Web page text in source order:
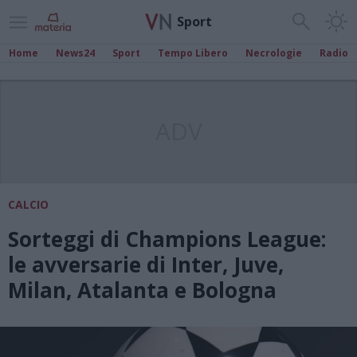
Sport
Home News24 Sport Tempo Libero Necrologie Radio
CALCIO
Sorteggi di Champions League:
le avversarie di Inter, Juve,
Milan, Atalanta e Bologna